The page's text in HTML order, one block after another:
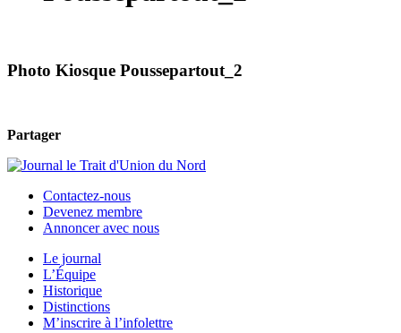
Photo Kiosque Poussepartout_2
Partager
Contactez-nous
Devenez membre
Annoncer avec nous
Le journal
L’Équipe
Historique
Distinctions
M’inscrire à l’infolettre